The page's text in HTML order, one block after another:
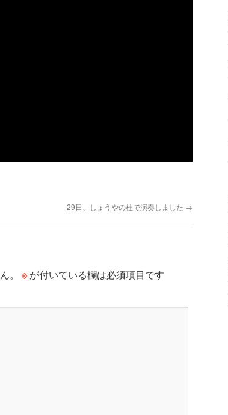
29日、しょうやの杜で演奏しました →
。 ※ が付いている欄は必須項目です